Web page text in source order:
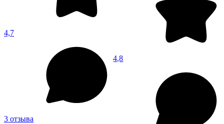
4,7
3 отзыва
4,8